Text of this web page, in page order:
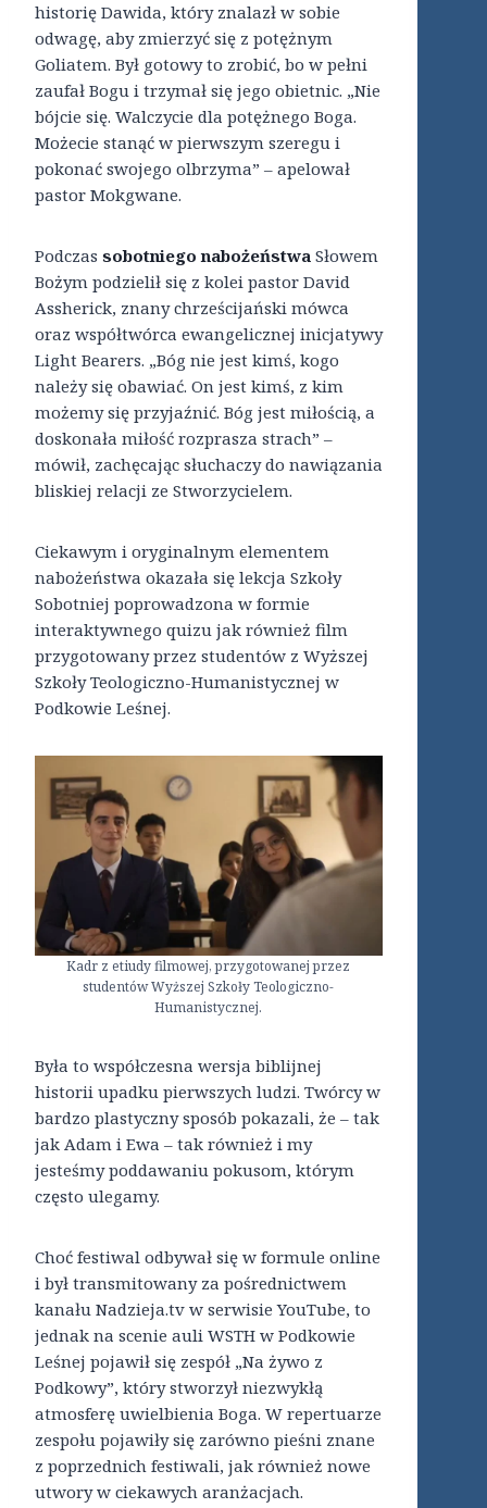
historię Dawida, który znalazł w sobie
odwagę, aby zmierzyć się z potężnym
Goliatem. Był gotowy to zrobić, bo w pełni
zaufał Bogu i trzymał się jego obietnic. „Nie
bójcie się. Walczycie dla potężnego Boga.
Możecie stanąć w pierwszym szeregu i
pokonać swojego olbrzyma” – apelował
pastor Mokgwane.
Podczas sobotniego nabożeństwa Słowem
Bożym podzielił się z kolei pastor David
Assherick, znany chrześcijański mówca
oraz współtwórca ewangelicznej inicjatywy
Light Bearers. „Bóg nie jest kimś, kogo
należy się obawiać. On jest kimś, z kim
możemy się przyjaźnić. Bóg jest miłością, a
doskonała miłość rozprasza strach” –
mówił, zachęcając słuchaczy do nawiązania
bliskiej relacji ze Stworzycielem.
Ciekawym i oryginalnym elementem
nabożeństwa okazała się lekcja Szkoły
Sobotniej poprowadzona w formie
interaktywnego quizu jak również film
przygotowany przez studentów z Wyższej
Szkoły Teologiczno-Humanistycznej w
Podkowie Leśnej.
Kadr z etiudy filmowej, przygotowanej przez
studentów Wyższej Szkoły Teologiczno-
Humanistycznej.
Była to współczesna wersja biblijnej
historii upadku pierwszych ludzi. Twórcy w
bardzo plastyczny sposób pokazali, że – tak
jak Adam i Ewa – tak również i my
jesteśmy poddawaniu pokusom, którym
często ulegamy.
Choć festiwal odbywał się w formule online
i był transmitowany za pośrednictwem
kanału Nadzieja.tv w serwisie YouTube, to
jednak na scenie auli WSTH w Podkowie
Leśnej pojawił się zespół „Na żywo z
Podkowy”, który stworzył niezwykłą
atmosferę uwielbienia Boga. W repertuarze
zespołu pojawiły się zarówno pieśni znane
z poprzednich festiwali, jak również nowe
utwory w ciekawych aranżacjach.